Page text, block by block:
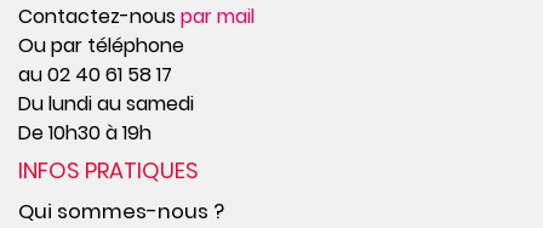
Contactez-nouspar mail
Ou par téléphone
au 02 40 61 58 17
Du lundi au samedi
De 10h30 à 19h
INFOS PRATIQUES
Qui sommes-nous ?